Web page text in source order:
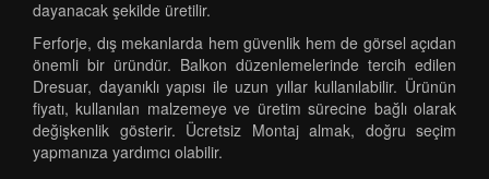
dayanacak şekilde üretilir.
Ferforje, dış mekanlarda hem güvenlik hem de görsel açıdan
önemli bir üründür. Balkon düzenlemelerinde tercih edilen
Dresuar, dayanıklı yapısı ile uzun yıllar kullanılabilir. Ürünün
fiyatı, kullanılan malzemeye ve üretim sürecine bağlı olarak
değişkenlik gösterir. Ücretsiz Montaj almak, doğru seçim
yapmanıza yardımcı olabilir.